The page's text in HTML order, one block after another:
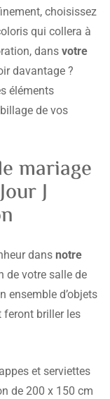
choisissez
qui collera à
dans votre
davantage ?
éléments
de vos
mariage
J
dans notre
de votre salle de
ensemble d’objets
briller les
et serviettes
de 200 x 150 cm